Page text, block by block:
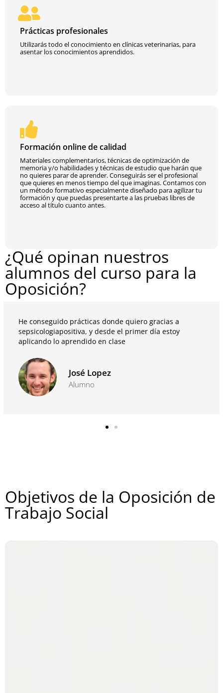
Prácticas profesionales
Utilizarás todo el conocimiento en clínicas veterinarias, para
asentar los conocimientos aprendidos.
Formación online de calidad
Materiales complementarios, técnicas de optimización de
memoria y/o habilidades y técnicas de estudio que harán que
no quieres parar de aprender. Conseguirás ser el profesional
que quieres en menos tiempo del que imaginas. Contamos con
un método formativo especialmente diseñado para agilizar tu
formación y que puedas presentarte a las pruebas libres de
acceso al título cuanto antes.
¿Qué opinan nuestros
alumnos del curso para la
Oposición?
He conseguido prácticas donde quiero gracias a
sepsicologiapositiva, y desde el primer día estoy
aplicando lo aprendido en clase
José Lopez
Alumno
Objetivos de la Oposición de
Trabajo Social